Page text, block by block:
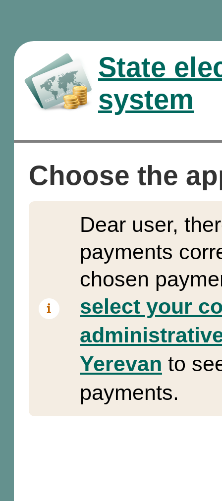
State
system
Choose the
Dear user,
payments
chosen
select your
Yerevan to
payments.